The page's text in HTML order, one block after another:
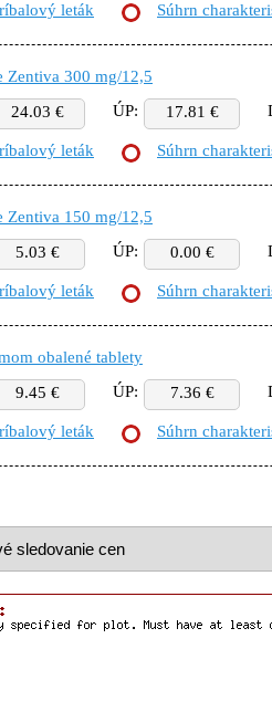
leták Súhrn
Zentiva 300 mg/12,5
24.03 € ÚP: 17.81 €
leták Súhrn
Zentiva 150 mg/12,5
5.03 € ÚP: 0.00 €
leták Súhrn
obalené tablety
9.45 € ÚP: 7.36 €
leták Súhrn